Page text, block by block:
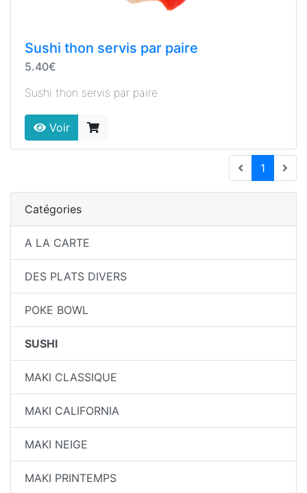
Sushi thon servis par paire
5.40€
Sushi thon servis par paire
Voir
1
Catégories
A LA CARTE
DES PLATS DIVERS
POKE BOWL
SUSHI
MAKI CLASSIQUE
MAKI CALIFORNIA
MAKI NEIGE
MAKI PRINTEMPS